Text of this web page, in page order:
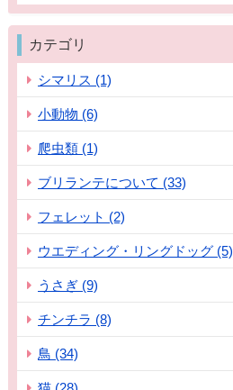
カテゴリ
シマリス (1)
小動物 (6)
爬虫類 (1)
ブリランテについて (33)
フェレット (2)
ウエディング・リングドッグ (5)
うさぎ (9)
チンチラ (8)
鳥 (34)